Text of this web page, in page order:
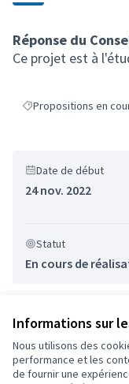
Informations sur
Nous utilisons des
performance et les
de fournir une
Réponse du
Ce projet est à
Filtrer les résultats
Propositions en
Date de début
24 nov. 2022
Statut
En cours de
Conditions d'utilisation
Paramètres des cookies